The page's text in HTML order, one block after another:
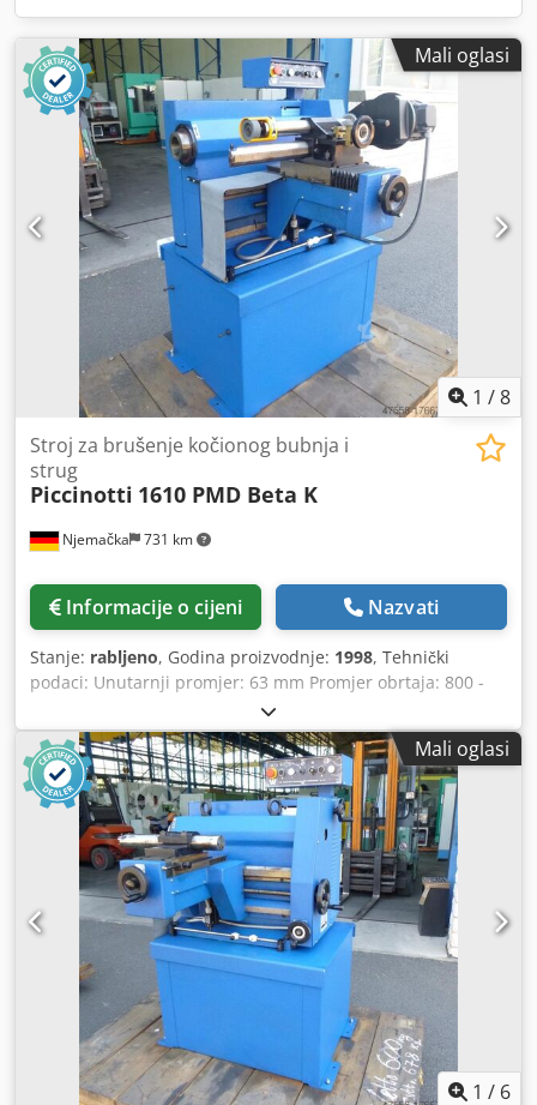
Mali oglasi
1 /8
Njemačka 731 km
Stroj za brušenje kočionog bubnja i
strug
Piccinotti 1610 PMD Beta K
Informacije o cijeni Nazvati
Stanje: rabljeno, Godina proizvodnje: 1998, Tehnički
podaci: Unutarnji promjer: 63 mm Promjer obrtaja: 800 -
320 mm Dubina brušenja: 380 mm Dimenzije brusne
ploče: Ø 65 x 25 mm (čašasta ploča) Posmak: 0,05 - 0,40
okr/min / 8 stupnjeva okr/min Chedpfx Amou Ngaueasa
Ukupna potrebna snaga: cca 1,1 kW Težina cca: 1060 kg
Dimenzije stroja cca DxŠxV: 1,1 x 1,1 x 1,4 m Stroj za
tokarenje i brušenje kočionih bubnjeva i diskova -
Max./min. promjer tokarenja i brušenja: 800 / 320 mm -
Prihvat kočionog bubnja: 63 mm, hod pinole 120 mm -
Uzdužni suport: hod 380 mm; poprečni hod 200 mm -
Brušenje: poprečno podešavanje 60 mm; motor = broj
okretaja 3410 okr/min - Upravljanje putem upravljačke
Mali oglasi
1 / 6